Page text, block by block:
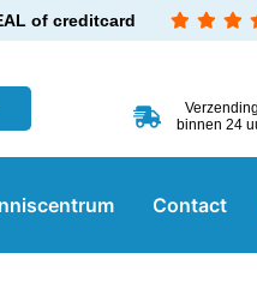
of creditcard
Verzending
binnen 24
Contact